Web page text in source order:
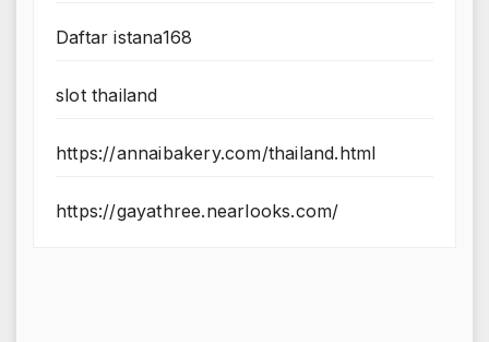
Daftar istana168
slot thailand
https://annaibakery.com/thailand.html
https://gayathree.nearlooks.com/